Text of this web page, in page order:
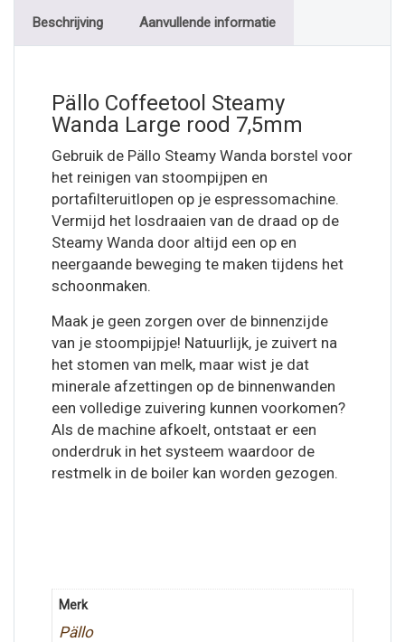
Beschrijving Aanvullende informatie
Pällo Coffeetool Steamy
Wanda Large rood 7,5mm
Gebruik de Pällo Steamy Wanda borstel voor
het reinigen van stoompijpen en
portafilteruitlopen op je espressomachine.
Vermijd het losdraaien van de draad op de
Steamy Wanda door altijd een op en
neergaande beweging te maken tijdens het
schoonmaken.
Maak je geen zorgen over de binnenzijde
van je stoompijpje! Natuurlijk, je zuivert na
het stomen van melk, maar wist je dat
minerale afzettingen op de binnenwanden
een volledige zuivering kunnen voorkomen?
Als de machine afkoelt, ontstaat er een
onderdruk in het systeem waardoor de
restmelk in de boiler kan worden gezogen.
Merk
Pällo